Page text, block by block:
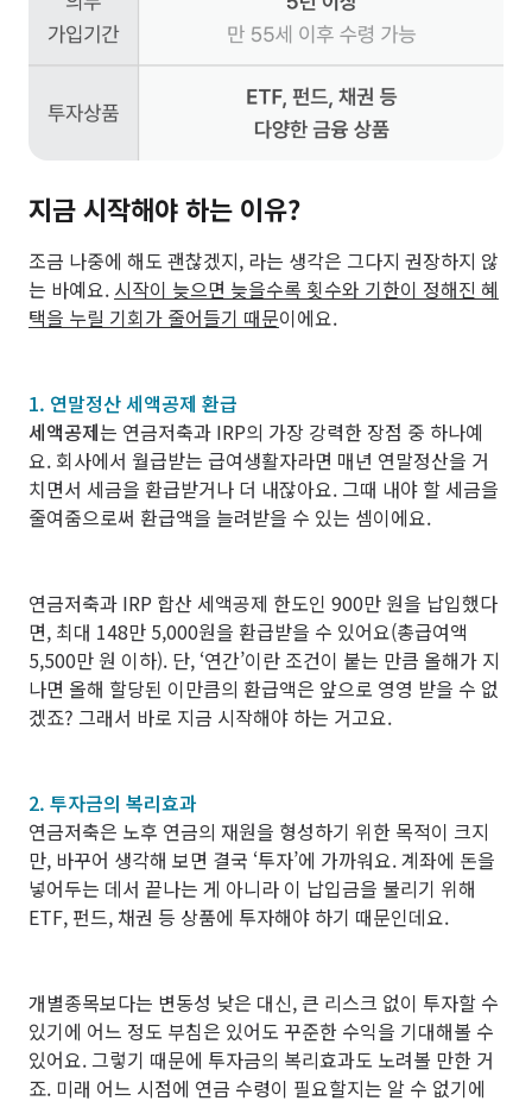
지금 시작해야 하는 이유?
조금 나중에 해도 괜찮겠지, 라는 생각은 그다지 권장하지 않
는 바예요. 시작이 늦으면 늦을수록 횟수와 기한이 정해진 혜
택을 누릴 기회가 줄어들기 때문이에요.
1. 연말정산 세액공제 환급
세액공제는 연금저축과 IRP의 가장 강력한 장점 중 하나예
요. 회사에서 월급받는 급여생활자라면 매년 연말정산을 거
치면서 세금을 환급받거나 더 내잖아요. 그때 내야 할 세금을
줄여줌으로써 환급액을 늘려받을 수 있는 셈이에요.
연금저축과 IRP 합산 세액공제 한도인 900만 원을 납입했다
면, 최대 148만 5,000원을 환급받을 수 있어요(총급여액
5,500만 원 이하). 단, ‘연간’이란 조건이 붙는 만큼 올해가 지
나면 올해 할당된 이만큼의 환급액은 앞으로 영영 받을 수 없
겠죠? 그래서 바로 지금 시작해야 하는 거고요.
2. 투자금의 복리효과
연금저축은 노후 연금의 재원을 형성하기 위한 목적이 크지
만, 바꾸어 생각해 보면 결국 ‘투자’에 가까워요. 계좌에 돈을
넣어두는 데서 끝나는 게 아니라 이 납입금을 불리기 위해
ETF, 펀드, 채권 등 상품에 투자해야 하기 때문인데요.
개별종목보다는 변동성 낮은 대신, 큰 리스크 없이 투자할 수
있기에 어느 정도 부침은 있어도 꾸준한 수익을 기대해볼 수
있어요. 그렇기 때문에 투자금의 복리효과도 노려볼 만한 거
죠. 미래 어느 시점에 연금 수령이 필요할지는 알 수 없기에